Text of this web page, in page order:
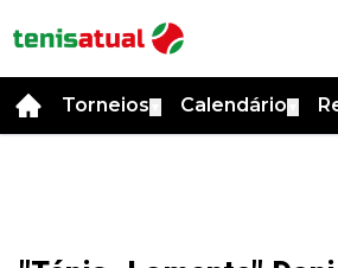
Torneios Calendário